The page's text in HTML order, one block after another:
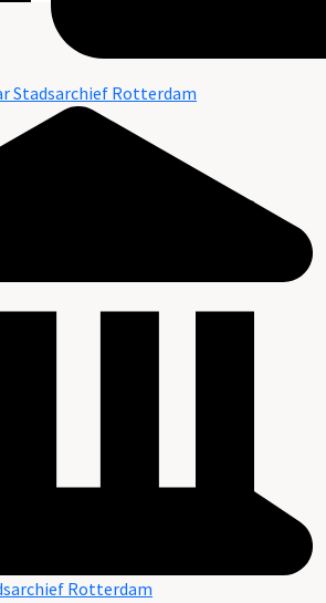
Stadsarchief Rotterdam
Rotterdam